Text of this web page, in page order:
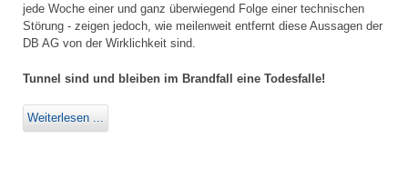
jede Woche einer und ganz überwiegend Folge einer technischen
Störung - zeigen jedoch, wie meilenweit entfernt diese Aussagen der
DB AG von der Wirklichkeit sind.
Tunnel sind und bleiben im Brandfall eine Todesfalle!
Weiterlesen ...